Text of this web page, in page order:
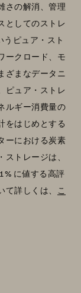
さの解消、管理
としてのストレ
うピュア・スト
ークロード、モ
ざまなデータニ
ピュア・ストレ
ルギー消費量の
をはじめとする
ーにおける炭素
トレージは、
に値する高評
詳しくは、
こ